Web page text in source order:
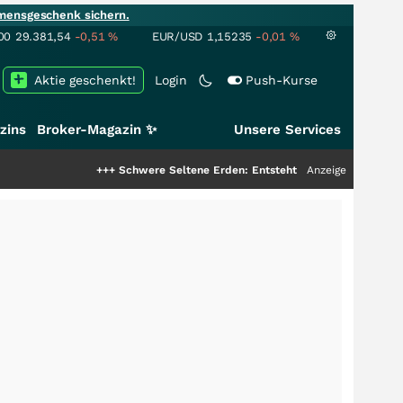
sichern.
29.381,54 -0,51% EUR/USD 1,15235 -0,01 %
Login Push-Kurse
Aktie geschenkt!
Broker-Magazin ✨ Unsere Services
Schwere Seltene Erden: Entsteht hier die nächste
Anzeige